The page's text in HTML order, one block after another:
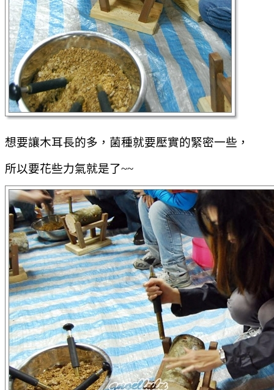
想要讓木耳長的多，菌種就要壓實的緊密一些，
所以要花些力氣就是了~~